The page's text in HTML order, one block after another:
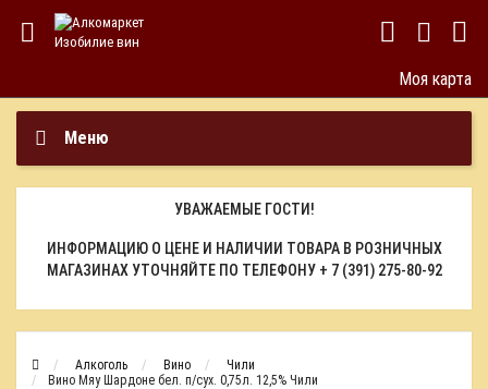
Моя карта
Меню
УВАЖАЕМЫЕ ГОСТИ!
ИНФОРМАЦИЮ О ЦЕНЕ И НАЛИЧИИ ТОВАРА В РОЗНИЧНЫХ
МАГАЗИНАХ УТОЧНЯЙТЕ ПО ТЕЛЕФОНУ + 7 (391) 275-80-92
Алкоголь Вино
Чили
Вино Мяу Шардоне бел. п/сух. 0,75л. 12,5% Чили